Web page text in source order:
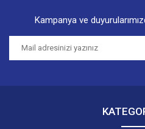
Kampanya ve